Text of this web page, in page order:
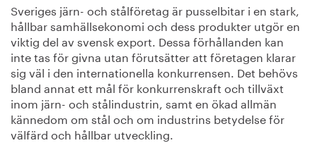
Bildbank
Om oss
Sveriges järn- och stålföretag är pusselbitar i en stark,
hållbar samhällsekonomi och dess produkter utgör en
viktig del av svensk export. Dessa förhållanden kan
inte tas för givna utan förutsätter att företagen klarar
sig väl i den internationella konkurrensen. Det behövs
bland annat ett mål för konkurrenskraft och tillväxt
inom järn- och stålindustrin, samt en ökad allmän
kännedom om stål och om industrins betydelse för
välfärd och hållbar utveckling.